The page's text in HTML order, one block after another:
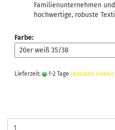
Familienunternehmen
hochwertige, robuste
Farbe:
Lieferzeit: 1-2 Tage (Ausland